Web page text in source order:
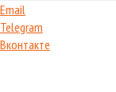
Email
Telegram
Вконтакте